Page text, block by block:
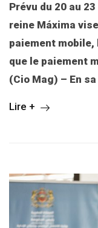
Prévu du 20 au
reine Máxima
paiement
que le paiement
(Cio Mag) – En
Lire +